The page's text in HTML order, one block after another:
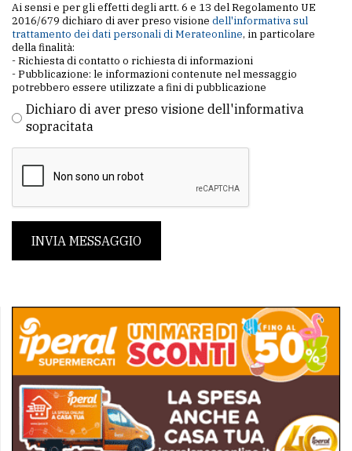
Ai sensi e per gli effetti degli artt. 6 e 13 del Regolamento UE
2016/679 dichiaro di aver preso visione dell'informativa sul
trattamento dei dati personali di Merateonline, in particolare
della finalità:
- Richiesta di contatto o richiesta di informazioni
- Pubblicazione: le informazioni contenute nel messaggio
potrebbero essere utilizzate a fini di pubblicazione
Dichiaro di aver preso visione dell'informativa
sopracitata
INVIA MESSAGGIO